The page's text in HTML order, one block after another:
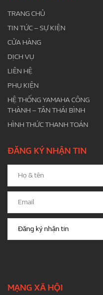
TRANG CHỦ
TIN TỨC – SỰ KIỆN
CỬA HÀNG
DỊCH VỤ
LIÊN HỆ
PHỤ KIỆN
HỆ THỐNG YAMAHA CÔNG
THÀNH – TÂN THÁI BÌNH
HÌNH THỨC THANH TOÁN
ĐĂNG KÝ NHẬN TIN
MẠNG XÃ HỘI